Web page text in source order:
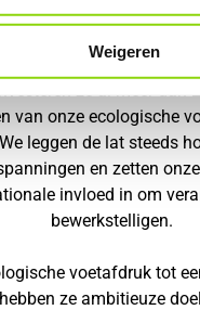
Weigeren
impact en het
van onze ecologische
leggen de lat steeds
en zetten
invloed in om
bewerkstelligen.
voetafdruk tot
ze ambitieuze